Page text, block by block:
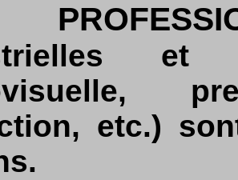
et
etc.)